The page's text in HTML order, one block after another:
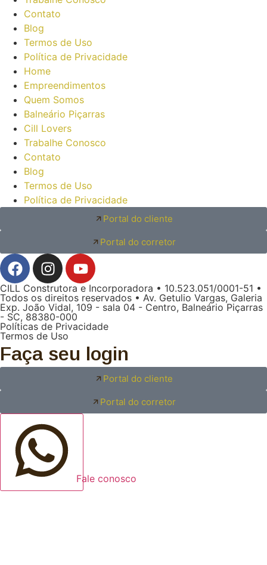
Contato
Blog
Termos de Uso
Política de Privacidade
Home
Empreendimentos
Quem Somos
Balneário Piçarras
Cill Lovers
Trabalhe Conosco
Contato
Blog
Termos de Uso
Política de Privacidade
Portal do cliente
Portal do corretor
CILL Construtora e Incorporadora • 10.523.051/0001-51 •
Todos os direitos reservados • Av. Getulio Vargas, Galeria
Exp. João Vidal, 109 - sala 04 - Centro, Balneário Piçarras
- SC, 88380-000
Políticas de Privacidade
Termos de Uso
Faça seu login
Portal do cliente
Portal do corretor
Fale conosco